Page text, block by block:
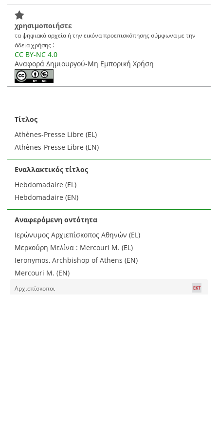
χρησιμοποιήστε
τα ψηφιακά αρχεία ή την εικόνα προεπισκόπησης σύμφωνα με την
άδεια χρήσης :
CC BY-NC 4.0
Αναφορά Δημιουργού-Μη Εμπορική Χρήση
Τίτλος
Athènes-Presse Libre (EL)
Athènes-Presse Libre (EN)
Εναλλακτικός τίτλος
Hebdomadaire (EL)
Hebdomadaire (EN)
Αναφερόμενη οντότητα
Ιερώνυμος Αρχιεπίσκοπος Αθηνών (EL)
Μερκούρη Μελίνα : Mercouri M. (EL)
Ieronymos, Archbishop of Athens (EN)
Mercouri M. (EN)
Αρχιεπίσκοποι